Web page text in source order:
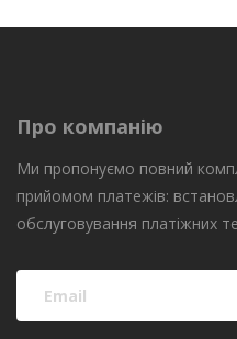
Про компанію
Ми пропонуємо повний
прийомом платежів:
обслуговування платіжних